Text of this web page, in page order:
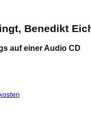
Benedikt
auf einer Audio CD